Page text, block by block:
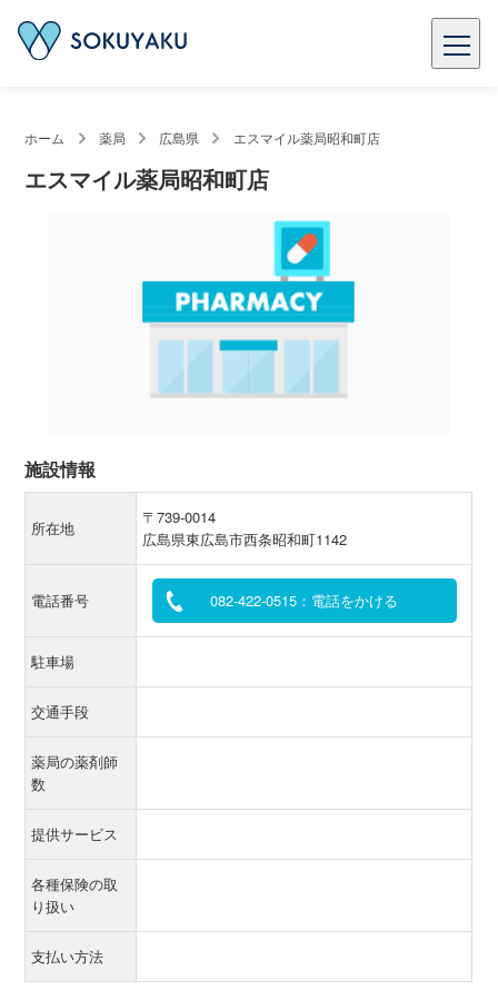
ホーム 薬局 広島県 エスマイル薬局昭和町店
エスマイル薬局昭和町店
施設情報
所在地
〒739-0014
広島県東広島市西条昭和町1142
電話番号 082-422-0515：電話をかける
駐車場
交通手段
薬局の薬剤師
数
提供サービス
各種保険の取
り扱い
支払い方法